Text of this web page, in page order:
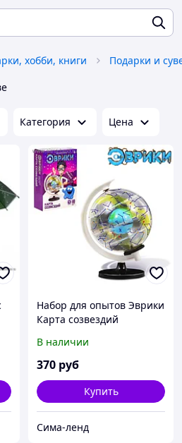
хобби, книги Подарки и
Категория Цена
Набор для опытов Эврики
Карта созвездий
В наличии
370 руб
Купить
Сима-ленд